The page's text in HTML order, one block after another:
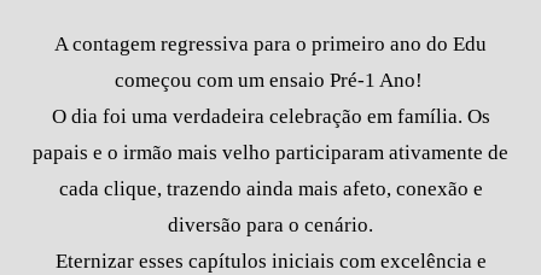
A contagem regressiva para o primeiro ano do Edu
começou com um ensaio Pré-1 Ano!
O dia foi uma verdadeira celebração em família. Os
papais e o irmão mais velho participaram ativamente de
cada clique, trazendo ainda mais afeto, conexão e
diversão para o cenário.
Eternizar esses capítulos iniciais com excelência e